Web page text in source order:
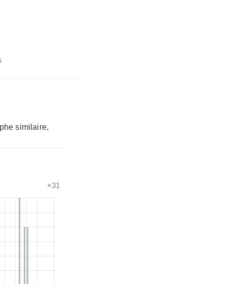
similaire,
×31